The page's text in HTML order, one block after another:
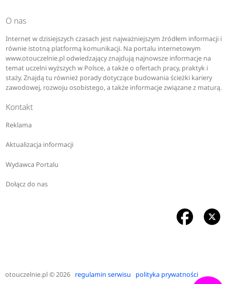
O nas
Internet w dzisiejszych czasach jest najważniejszym źródłem informacji i
równie istotną platformą komunikacji. Na portalu internetowym
www.otouczelnie.pl odwiedzający znajdują najnowsze informacje na
temat uczelni wyższych w Polsce, a także o ofertach pracy, praktyk i
staży. Znajdą tu również porady dotyczące budowania ścieżki kariery
zawodowej, rozwoju osobistego, a także informacje związane z maturą.
Kontakt
Reklama
Aktualizacja informacji
Wydawca Portalu
Dołącz do nas
otouczelnie.pl© 2026 regulamin serwisu polityka prywatności